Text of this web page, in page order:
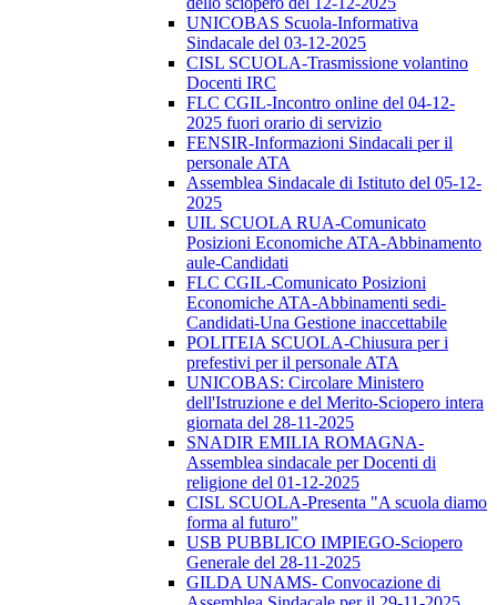
UNICOBAS Scuola-Informativa
Sindacale del 03-12-2025
CISL SCUOLA-Trasmissione volantino
Docenti IRC
FLC CGIL-Incontro online del 04-12-
2025 fuori orario di servizio
FENSIR-Informazioni Sindacali per il
personale ATA
Assemblea Sindacale di Istituto del 05-12-
2025
UIL SCUOLA RUA-Comunicato
Posizioni Economiche ATA-Abbinamento
aule-Candidati
FLC CGIL-Comunicato Posizioni
Economiche ATA-Abbinamenti sedi-
Candidati-Una Gestione inaccettabile
POLITEIA SCUOLA-Chiusura per i
prefestivi per il personale ATA
UNICOBAS: Circolare Ministero
dell'Istruzione e del Merito-Sciopero intera
giornata del 28-11-2025
SNADIR EMILIA ROMAGNA-
Assemblea sindacale per Docenti di
religione del 01-12-2025
CISL SCUOLA-Presenta "A scuola diamo
forma al futuro"
USB PUBBLICO IMPIEGO-Sciopero
Generale del 28-11-2025
GILDA UNAMS- Convocazione di